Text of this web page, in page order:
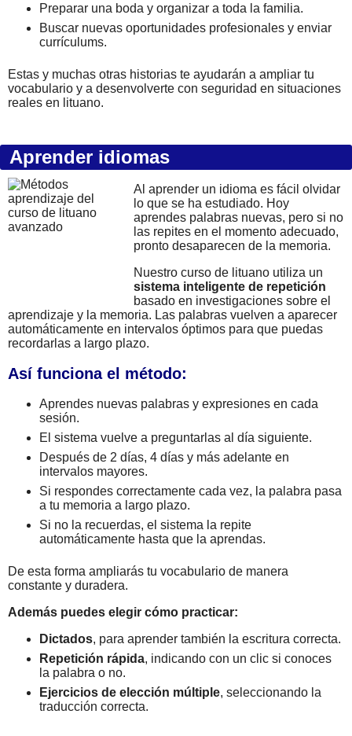
Preparar una boda y organizar a toda la familia.
Buscar nuevas oportunidades profesionales y enviar
currículums.
Estas y muchas otras historias te ayudarán a ampliar tu
vocabulario y a desenvolverte con seguridad en situaciones
reales en lituano.
Aprender idiomas
Al aprender un idioma es fácil olvidar
lo que se ha estudiado. Hoy
aprendes palabras nuevas, pero si no
las repites en el momento adecuado,
pronto desaparecen de la memoria.
Nuestro curso de lituano utiliza un
sistema inteligente de repetición
basado en investigaciones sobre el
aprendizaje y la memoria. Las palabras vuelven a aparecer
automáticamente en intervalos óptimos para que puedas
recordarlas a largo plazo.
Así funciona el método:
Aprendes nuevas palabras y expresiones en cada
sesión.
El sistema vuelve a preguntarlas al día siguiente.
Después de 2 días, 4 días y más adelante en
intervalos mayores.
Si respondes correctamente cada vez, la palabra pasa
a tu memoria a largo plazo.
Si no la recuerdas, el sistema la repite
automáticamente hasta que la aprendas.
De esta forma ampliarás tu vocabulario de manera
constante y duradera.
Además puedes elegir cómo practicar:
Dictados, para aprender también la escritura correcta.
Repetición rápida, indicando con un clic si conoces
la palabra o no.
Ejercicios de elección múltiple, seleccionando la
traducción correcta.